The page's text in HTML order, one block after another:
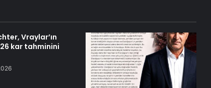
Vraylar’ın
kar tahminini